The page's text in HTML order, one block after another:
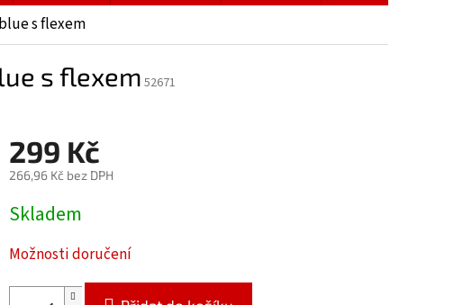
s flexem
s flexem 52671
299 Kč
266,96 Kč bez DPH
Měrná
cena:
Skladem
Možnosti doručení